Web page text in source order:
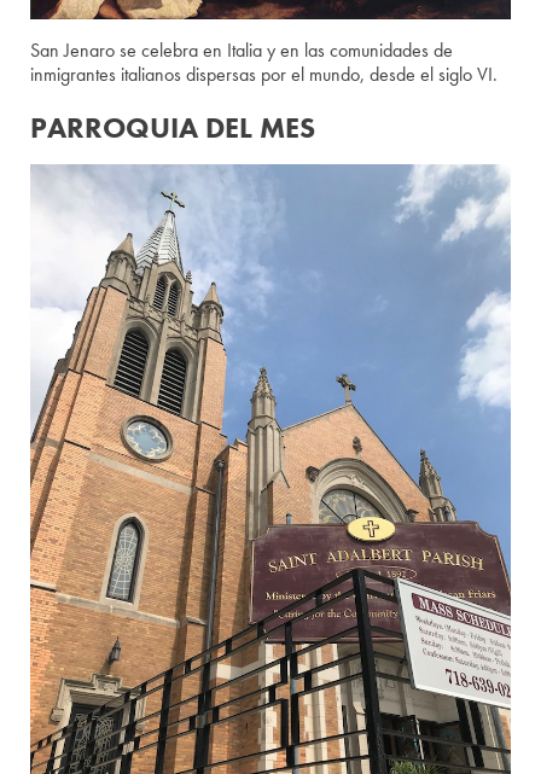
San Jenaro se celebra en Italia y en las comunidades de
inmigrantes italianos dispersas por el mundo, desde el siglo VI.
PARROQUIA DEL MES